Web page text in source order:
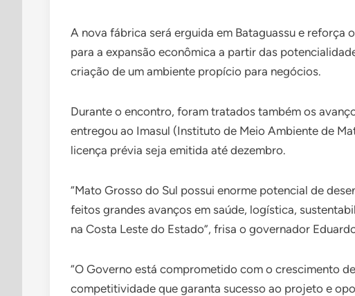
A nova fábrica será erguida em Bataguassu e reforça
para a expansão econômica a partir das
criação de um ambiente propício para negócios.
Durante o encontro, foram tratados também os
entregou ao Imasul (Instituto de Meio Ambiente de
licença prévia seja emitida até dezembro.
“Mato Grosso do Sul possui enorme potencial de
feitos grandes avanços em saúde, logística,
na Costa Leste do Estado”, frisa o governador
“O Governo está comprometido com o crescimento
competitividade que garanta sucesso ao projeto e